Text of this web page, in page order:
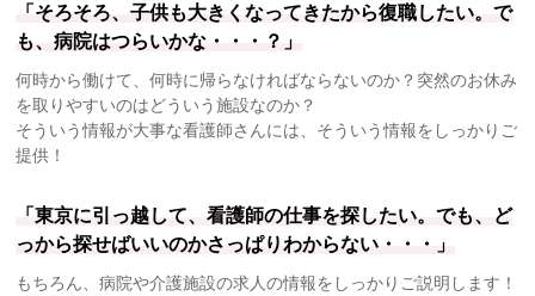
「そろそろ、子供も大きくなってきたから復職したい。で
も、病院はつらいかな・・・？」
何時から働けて、何時に帰らなければならないのか？突然のお休み
を取りやすいのはどういう施設なのか？
そういう情報が大事な看護師さんには、そういう情報をしっかりご
提供！
「東京に引っ越して、看護師の仕事を探したい。でも、ど
っから探せばいいのかさっぱりわからない・・・」
もちろん、病院や介護施設の求人の情報をしっかりご説明します！